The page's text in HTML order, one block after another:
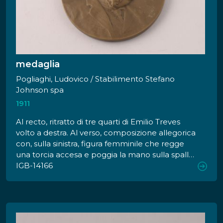
piano un soggetto maschile con copricapo di
piume e accanto, sulla destra, una donna
nell'atto di allattare un infante. Di sfondo sole
raggiante e veduta aerea della costa di Genova.
medaglia
Pogliaghi, Ludovico / Stabilimento Stefano
Johnson spa
1911
Al recto, ritratto di tre quarti di Emilio Treves
volto a destra. Al verso, composizione allegorica
con, sulla sinistra, figura femminile che regge
una torcia accesa e poggia la mano sulla spalla
di una figura maschile, sulla destra, in atto di
IGB-14166